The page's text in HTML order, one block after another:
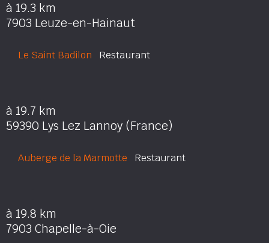
à 19.3 km
7903 Leuze-en-Hainaut
Le Saint Badilon Restaurant
à 19.7 km
59390 Lys Lez Lannoy (France)
Auberge de la Marmotte Restaurant
à 19.8 km
7903 Chapelle-à-Oie